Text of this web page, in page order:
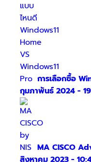
การเลือกซื้อ
กุมภาพันธ์ 2024 -
MA CISCO
สิงหาคม 2023 -